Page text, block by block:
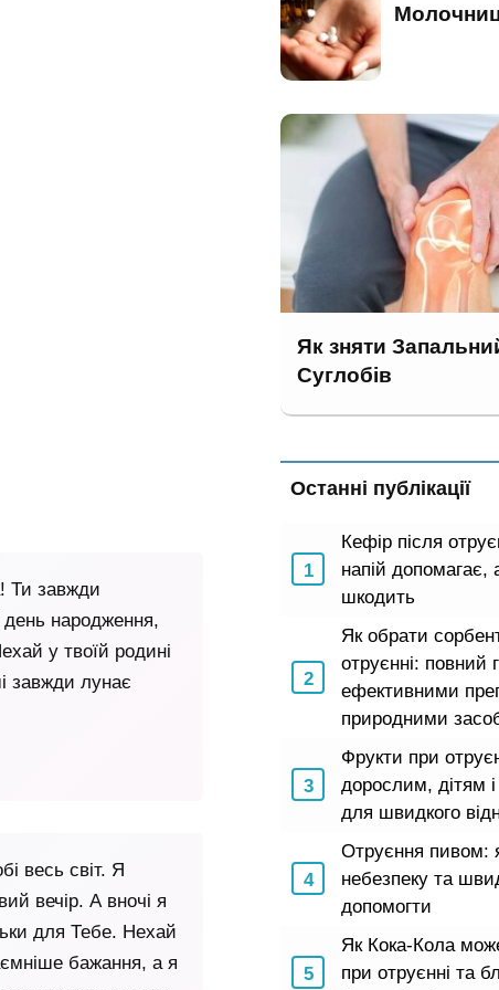
Ти завжди
народження,
у твоїй родині
завжди лунає
весь світ. Я
вечір. А вночі я
для Тебе. Нехай
бажання, а я
Як зняти
Суглобів
Останні публікації
Кефір після
напій допомагає,
шкодить
Як обрати
отруєнні: повний
ефективними
природними
Фрукти при
дорослим, дітям і
для швидкого
Отруєння пивом:
небезпеку та
допомогти
Як Кока-Кола
при отруєнні та